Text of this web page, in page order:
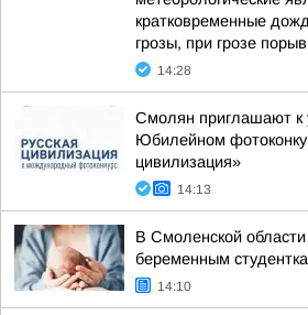
кратковременные
грозы, при грозе
14:28
Смолян приглашают к
Юбилейном
цивилизация»
14:13
В Смоленской
беременным
14:10